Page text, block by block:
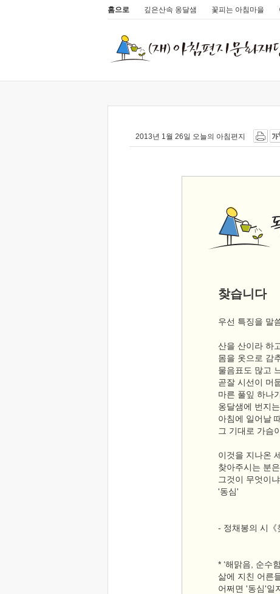
홈으로 깊은산속 옹달샘 꽃피는 아침마을
2013년 1월 26일 오늘의 아침편지
찾습니다
우선 특징을 말
산을 산이라 하
몸을 옷으로 감
물음표도 많고
곧잘 시선이 머
마른 풀잎 하나
옹달샘에 번지
아침에 일어날
그 기대로 가슴
이것을 지나온
찾아주시는 분
그것이 무엇이
'동심'
- 정채봉의 시《
* ‘해맑음, 순수
삶에 지친 어른
어쩌면 '동심'일